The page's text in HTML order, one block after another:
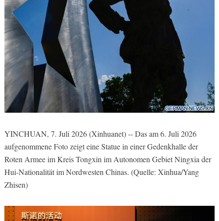
YINCHUAN, 7. Juli 2026 (Xinhuanet) -- Das am 6. Juli 2026
aufgenommene Foto zeigt eine Statue in einer Gedenkhalle der
Roten Armee im Kreis Tongxin im Autonomen Gebiet Ningxia der
Hui-Nationalität im Nordwesten Chinas. (Quelle: Xinhua/Yang
Zhisen)